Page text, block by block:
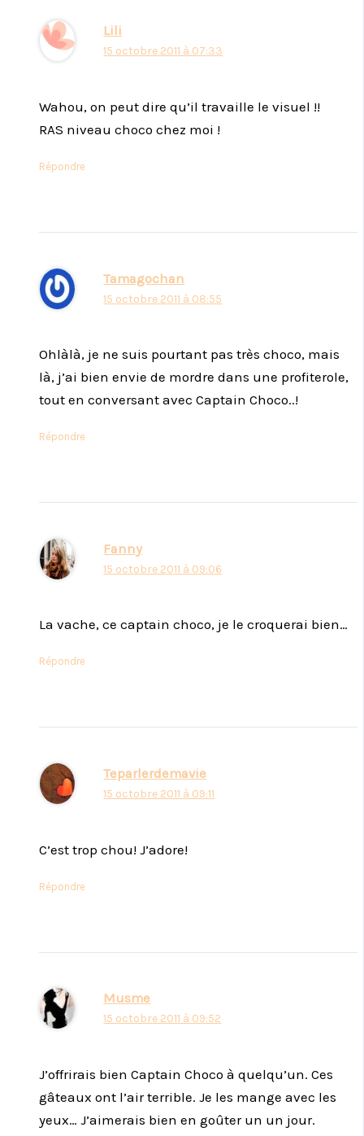
Lili
15 octobre 2011 à 07:33
Wahou, on peut dire qu’il travaille le visuel !!
RAS niveau choco chez moi !
Répondre
Tamagochan
15 octobre 2011 à 08:55
Ohlàlà, je ne suis pourtant pas très choco, mais
là, j’ai bien envie de mordre dans une profiterole,
tout en conversant avec Captain Choco..!
Répondre
Fanny
15 octobre 2011 à 09:06
La vache, ce captain choco, je le croquerai bien…
Répondre
Teparlerdemavie
15 octobre 2011 à 09:11
C’est trop chou! J’adore!
Répondre
Musme
15 octobre 2011 à 09:52
J’offrirais bien Captain Choco à quelqu’un. Ces
gâteaux ont l’air terrible. Je les mange avec les
yeux… J’aimerais bien en goûter un un jour.